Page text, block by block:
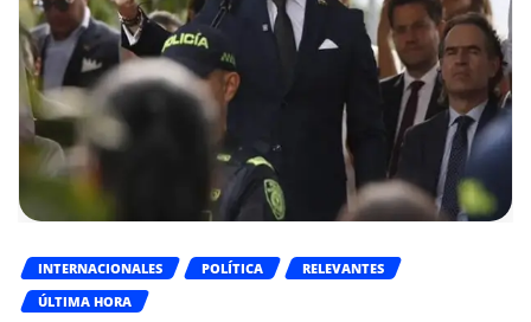
INTERNACIONALES POLÍTICA
RELEVANTES
ÚLTIMA HORA